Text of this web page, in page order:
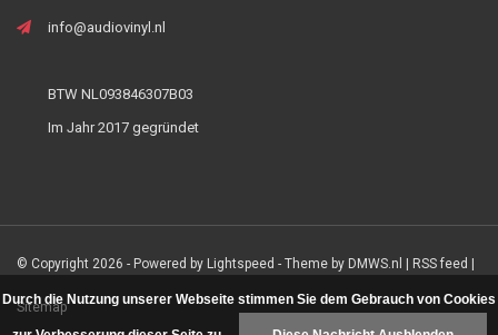
info@audiovinyl.nl
BTW NL093846307B03
Im Jahr 2017 gegründet
© Copyright 2026 - Powered by Lightspeed - Theme by DMWS.nl RSS feed
Sitemap
Durch die Nutzung unserer Webseite stimmen Sie dem Gebrauch von Cookies